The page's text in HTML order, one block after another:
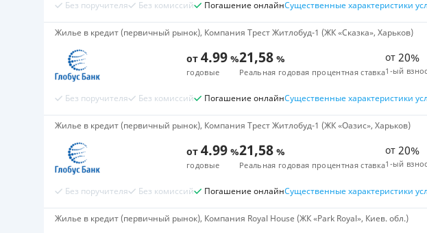
Без поручителя Без комиссий Погашение онлайнСущественные характеристики
Жилье в кредит (первичный рынок), Компания Трест Житлобуд-1 (ЖК «Сказка», Харьков)
от 4.99 %
годовые
21,58 %
Реальная годовая процентная ставка
от 20%
1-ый взнос
Без поручителя Без комиссий Погашение онлайнСущественные характеристики
Жилье в кредит (первичный рынок), Компания Трест Житлобуд-1 (ЖК «Оазис», Харьков)
от 4.99 %
годовые
21,58 %
Реальная годовая процентная ставка
от 20%
1-ый взнос
Без поручителя Без комиссий Погашение онлайнСущественные характеристики
Жилье в кредит (первичный рынок), Компания Royal House (ЖК «Park Royal», Киев. обл.)